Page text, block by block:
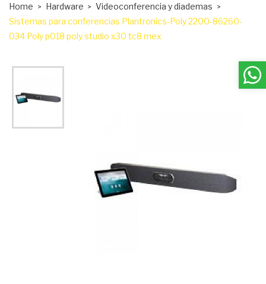
Home Hardware
Videoconferencia y diademas
Sistemas para conferencias Plantronics-Poly 2200-86260-
034 Poly p018 poly studio x30 tc8 mex